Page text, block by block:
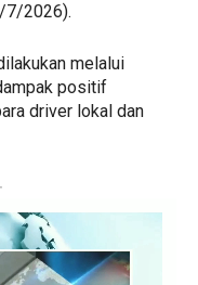
7/2026).
melalui
positif
driver lokal dan